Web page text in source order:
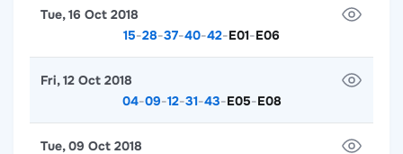
15-28-37-40-42-E01-E06
Tue, 16 Oct 2018
04-09-12-31-43-E05-E08
Fri, 12 Oct 2018
Tue, 09 Oct 2018